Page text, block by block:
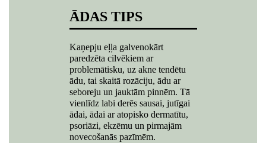
ĀDAS TIPS
Kaņepju eļļa galvenokārt
paredzēta cilvēkiem ar
problemātisku, uz akne tendētu
ādu, tai skaitā rozāciju, ādu ar
seboreju un jauktām pinnēm. Tā
vienlīdz labi derēs sausai, jutīgai
ādai, ādai ar atopisko dermatītu,
psoriāzi, ekzēmu un pirmajām
novecošanās pazīmēm.